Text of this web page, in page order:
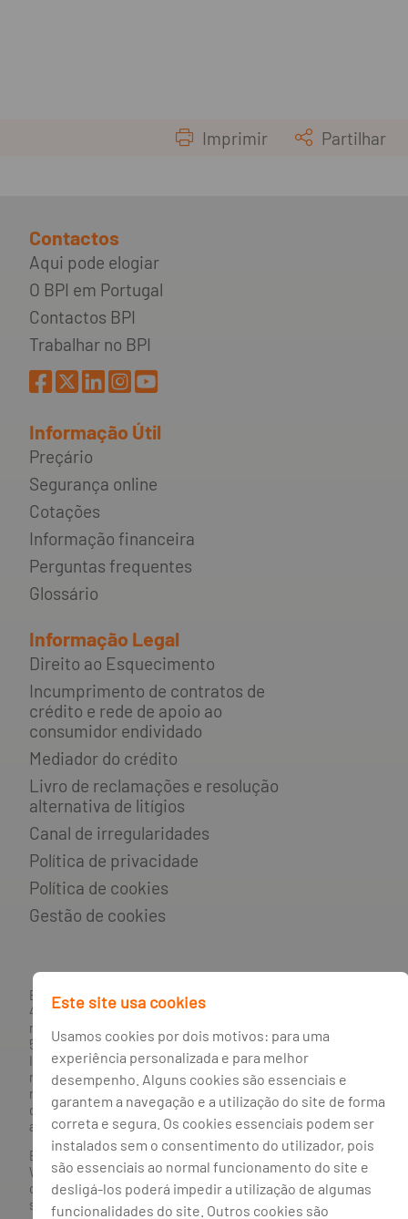
Imprimir Partilhar
Contactos
Aqui pode elogiar
O BPI em Portugal
Contactos BPI
Trabalhar no BPI
Informação Útil
Preçário
Segurança online
Cotações
Informação financeira
Perguntas frequentes
Glossário
Informação Legal
Direito ao Esquecimento
Incumprimento de contratos de
crédito e rede de apoio ao
consumidor endividado
Mediador do crédito
Livro de reclamações e resolução
alternativa de litígios
Canal de irregularidades
Política de privacidade
Política de cookies
Gestão de cookies
BANCO BPI, S.A., com sede na Avenida da Boavista, 1117,
4100-129 Porto; Capital Social: € 1 293 063 324,98; matriculada
na CRC Porto sob o número de matrícula PTIRNMJ 501 214
534, como o número de identificação fiscal 501 214 534.
Intermediário financeiro registado na CMVM com o n° 300 e
no Banco de Portugal sob o código n° 10. Agente de Seguros
n.º 419527591, registado junto da Autoridade de Supervisão
de Seguros e Fundos de Pensões em 21/01/2019, e autorizado
a exercer atividade nos Ramos de Seguro Vida e Não Vida.
Banco BPI ©. Todos os direitos reservados.
WebsiteAcessível.O Banco BPI não se responsabiliza por
quaisquer traduções do site efetuadas através do browser,
sendo a versão em língua portuguesa a única versão oficial,
Este site usa cookies
Usamos cookies por dois motivos: para uma
experiência personalizada e para melhor
desempenho. Alguns cookies são essenciais e
garantem a navegação e a utilização do site de forma
correta e segura. Os cookies essenciais podem ser
instalados sem o consentimento do utilizador, pois
são essenciais ao normal funcionamento do site e
desligá-los poderá impedir a utilização de algumas
funcionalidades do site. Outros cookies são